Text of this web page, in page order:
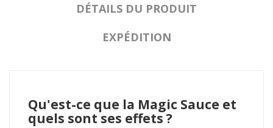
DÉTAILS DU PRODUIT
EXPÉDITION
Qu'est-ce que la Magic Sauce et
quels sont ses effets ?